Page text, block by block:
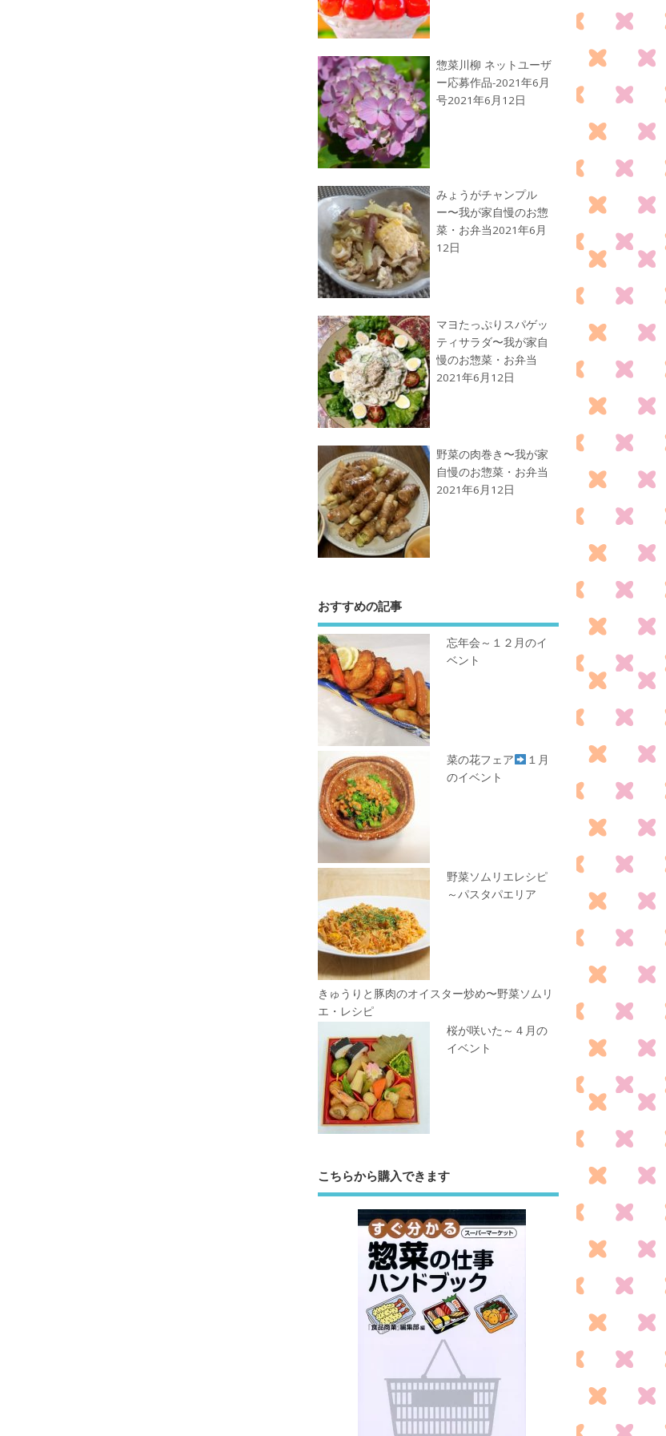
惣菜川柳 ネットユーザ
ー応募作品-2021年6月
号2021年6月12日
みょうがチャンプル
ー〜我が家自慢のお惣
菜・お弁当2021年6月
12日
マヨたっぷりスパゲッ
ティサラダ〜我が家自
慢のお惣菜・お弁当
2021年6月12日
野菜の肉巻き〜我が家
自慢のお惣菜・お弁当
2021年6月12日
おすすめの記事
忘年会～１２月のイ
ベント
菜の花フェア
１月
のイベント
野菜ソムリエレシピ
～パスタパエリア
きゅうりと豚肉のオイスター炒め〜野菜ソムリ
エ・レシピ
桜が咲いた～４月の
イベント
こちらから購入できます